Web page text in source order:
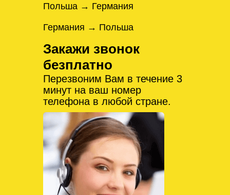
Польша → Германия
Германия → Польша
Закажи звонок
безплатно
Перезвоним Вам в течение 3
минут на ваш номер
телефона в любой стране.